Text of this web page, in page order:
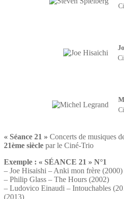
« Séance 21 » Concerts de musiques
21ème siècle par le Ciné-Trio
Exemple : « SÉANCE 21 » N°1
– Joe Hisaishi – Anki mon frère
– Philip Glass – The Hours (2002)
– Ludovico Einaudi – Intouchables
(2013)